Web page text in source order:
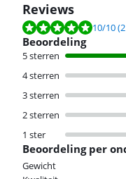
Reviews
Beoordeling is 10 van de 10,
10/10
Beoordeling
5 sterren
4 sterren
3 sterren
2 sterren
1 ster
Beoordeling per
Gewicht
Beoordeling is 10 van de 10.